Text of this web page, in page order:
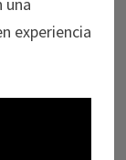
experiencia